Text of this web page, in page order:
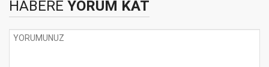
HABERE YORUM KAT